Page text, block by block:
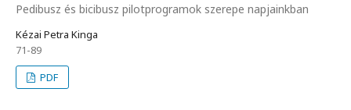
Pedibusz és bicibusz pilotprogramok szerepe napjainkban
Kézai Petra Kinga
71-89
PDF